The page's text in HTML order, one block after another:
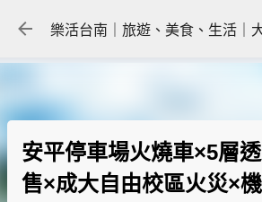
跳到主要內容
安平停車場火燒車×5層
售×成大自由校區火災×